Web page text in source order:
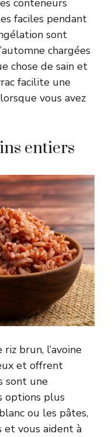
faciles pendant
sont
chargées
chose de sain et
facilite une
vous avez
entiers
brun, l’avoine
et offrent
sont une
options plus
ou les pâtes,
et vous aident à